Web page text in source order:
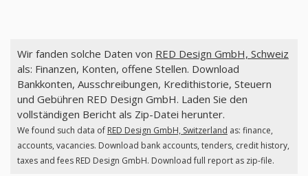
Wir fanden solche Daten von RED Design GmbH, Schweiz
als: Finanzen, Konten, offene Stellen. Download
Bankkonten, Ausschreibungen, Kredithistorie, Steuern
und Gebühren RED Design GmbH. Laden Sie den
vollständigen Bericht als Zip-Datei herunter.
We found such data of RED Design GmbH, Switzerland as: finance,
accounts, vacancies. Download bank accounts, tenders, credit history,
taxes and fees RED Design GmbH. Download full report as zip-file.